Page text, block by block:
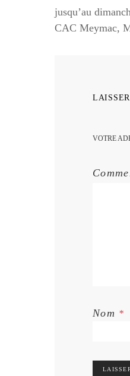
jusqu’au
CAC Meymac,
VOTRE
Nom *